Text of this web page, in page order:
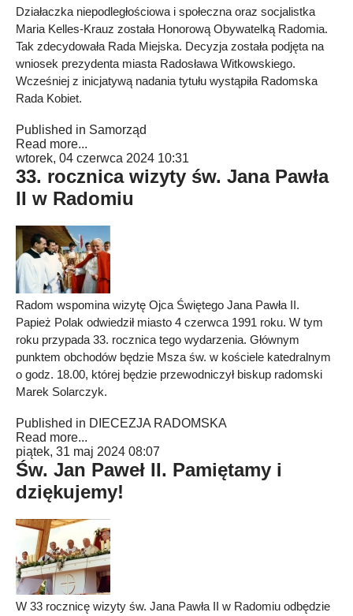
Działaczka niepodległościowa i społeczna oraz socjalistka
Maria Kelles-Krauz została Honorową Obywatelką Radomia.
Tak zdecydowała Rada Miejska. Decyzja została podjęta na
wniosek prezydenta miasta Radosława Witkowskiego.
Wcześniej z inicjatywą nadania tytułu wystąpiła Radomska
Rada Kobiet.
Published in Samorząd
Read more...
wtorek, 04 czerwca 2024 10:31
33. rocznica wizyty św. Jana Pawła
II w Radomiu
Radom wspomina wizytę Ojca Świętego Jana Pawła II.
Papież Polak odwiedził miasto 4 czerwca 1991 roku. W tym
roku przypada 33. rocznica tego wydarzenia. Głównym
punktem obchodów będzie Msza św. w kościele katedralnym
o godz. 18.00, której będzie przewodniczył biskup radomski
Marek Solarczyk.
Published in DIECEZJA RADOMSKA
Read more...
piątek, 31 maj 2024 08:07
Św. Jan Paweł II. Pamiętamy i
dziękujemy!
W 33 rocznicę wizyty św. Jana Pawła II w Radomiu odbędzie